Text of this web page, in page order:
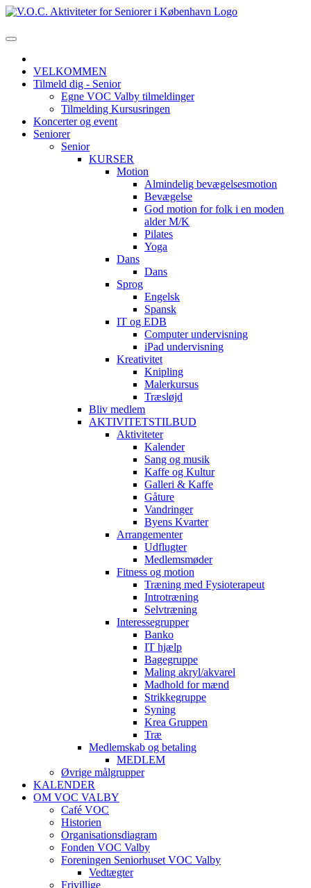
VELKOMMEN
Tilmeld dig - Senior
Egne VOC Valby tilmeldinger
Tilmelding Kursusringen
Koncerter og event
Seniorer
Senior
KURSER
Motion
Almindelig bevægelsesmotion
Bevægelse
God motion for folk i en moden
alder M/K
Pilates
Yoga
Dans
Dans
Sprog
Engelsk
Spansk
IT og EDB
Computer undervisning
iPad undervisning
Kreativitet
Knipling
Malerkursus
Træsløjd
Bliv medlem
AKTIVITETSTILBUD
Aktiviteter
Kalender
Sang og musik
Kaffe og Kultur
Galleri & Kaffe
Gåture
Vandringer
Byens Kvarter
Arrangementer
Udflugter
Medlemsmøder
Fitness og motion
Træning med Fysioterapeut
Introtræning
Selvtræning
Interessegrupper
Banko
IT hjælp
Bagegruppe
Maling akryl/akvarel
Madhold for mænd
Strikkegruppe
Syning
Krea Gruppen
Træ
Medlemskab og betaling
MEDLEM
Øvrige målgrupper
KALENDER
OM VOC VALBY
Café VOC
Historien
Organisationsdiagram
Fonden VOC Valby
Foreningen Seniorhuset VOC Valby
Vedtægter
Frivillige